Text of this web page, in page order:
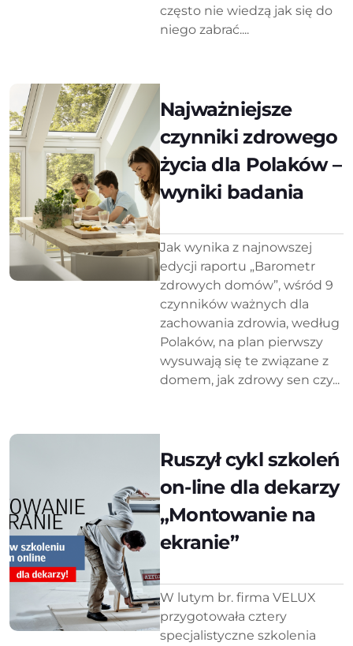
często nie wiedzą jak się do
niego zabrać....
Najważniejsze
czynniki zdrowego
życia dla Polaków –
wyniki badania
Jak wynika z najnowszej
edycji raportu „Barometr
zdrowych domów”, wśród 9
czynników ważnych dla
zachowania zdrowia, według
Polaków, na plan pierwszy
wysuwają się te związane z
domem, jak zdrowy sen czy...
Ruszył cykl szkoleń
on-line dla dekarzy
„Montowanie na
ekranie”
W lutym br. firma VELUX
przygotowała cztery
specjalistyczne szkolenia